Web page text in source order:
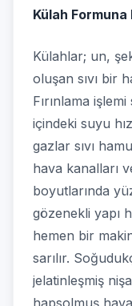
Külah Formuna
Külahlar; un,
oluşan sıvı bir
Fırınlama
içindeki suyu
gazlar sıvı
hava kanalları
boyutlarında
gözenekli yapı
hemen bir
sarılır.
jelatinleşmiş
hapsolmuş